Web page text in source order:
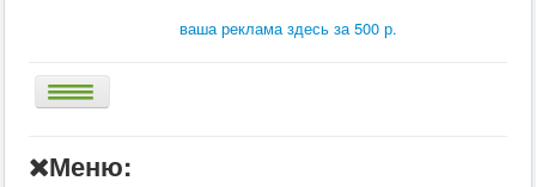
ваша реклама здесь за 500 р.
Меню: